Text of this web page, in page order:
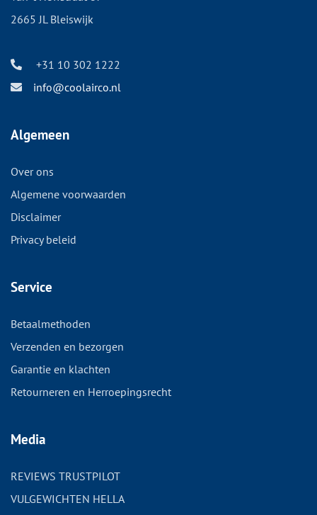
2665 JL Bleiswijk
+31 10 302 1222
info@coolairco.nl
Algemeen
Over ons
Algemene voorwaarden
Disclaimer
Privacy beleid
Service
Betaalmethoden
Verzenden en bezorgen
Garantie en klachten
Retourneren en Herroepingsrecht
Media
REVIEWS TRUSTPILOT
VULGEWICHTEN HELLA